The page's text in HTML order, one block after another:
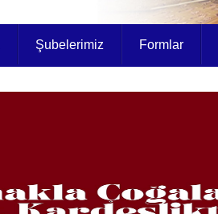
Şubelerimiz Formlar